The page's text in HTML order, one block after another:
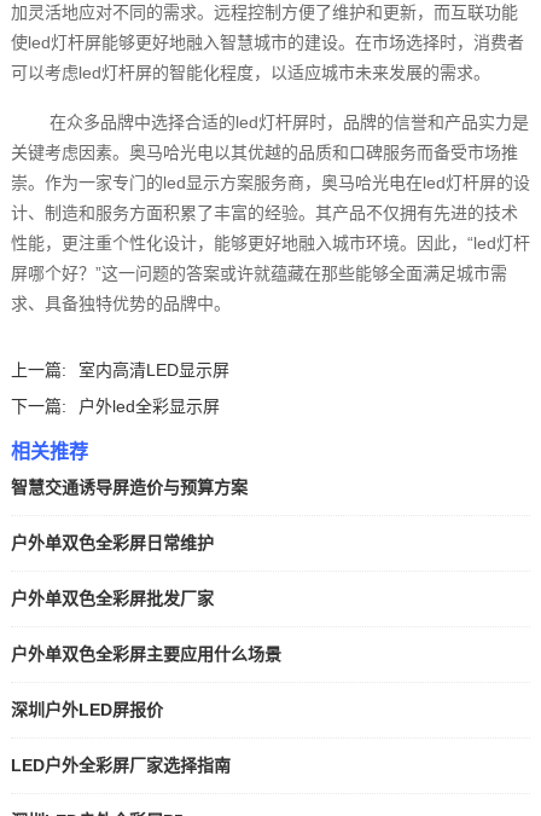
加灵活地应对不同的需求。远程控制方便了维护和更新，而互联功能
使led灯杆屏能够更好地融入智慧城市的建设。在市场选择时，消费者
可以考虑led灯杆屏的智能化程度，以适应城市未来发展的需求。
在众多品牌中选择合适的led灯杆屏时，品牌的信誉和产品实力是
关键考虑因素。奥马哈光电以其优越的品质和口碑服务而备受市场推
崇。作为一家专门的led显示方案服务商，奥马哈光电在led灯杆屏的设
计、制造和服务方面积累了丰富的经验。其产品不仅拥有先进的技术
性能，更注重个性化设计，能够更好地融入城市环境。因此，“led灯杆
屏哪个好？”这一问题的答案或许就蕴藏在那些能够全面满足城市需
求、具备独特优势的品牌中。
上一篇:
室内高清LED显示屏
下一篇:
户外led全彩显示屏
相关推荐
智慧交通诱导屏造价与预算方案
户外单双色全彩屏日常维护
户外单双色全彩屏批发厂家
户外单双色全彩屏主要应用什么场景
深圳户外LED屏报价
LED户外全彩屏厂家选择指南